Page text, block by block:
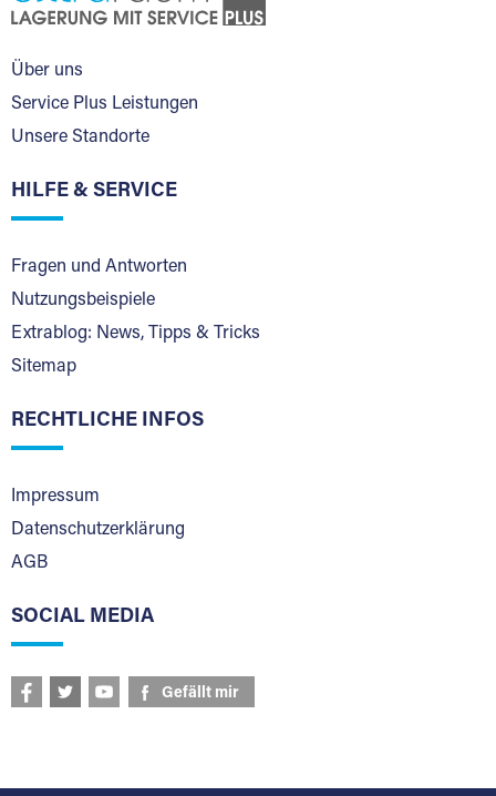
Über uns
Service Plus Leistungen
Unsere Standorte
HILFE & SERVICE
Fragen und Antworten
Nutzungsbeispiele
Extrablog: News, Tipps & Tricks
Sitemap
RECHTLICHE INFOS
Impressum
Datenschutzerklärung
AGB
SOCIAL MEDIA
Gefällt mir